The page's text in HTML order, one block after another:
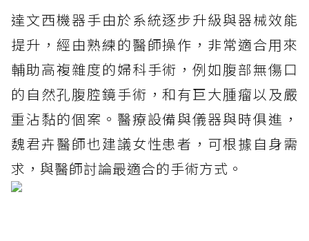
達文西機器手由於系統逐步升級與器械效能
提升，經由熟練的醫師操作，非常適合用來
輔助高複雜度的婦科手術，例如腹部無傷口
的自然孔腹腔鏡手術，和有巨大腫瘤以及嚴
重沾黏的個案。醫療設備與儀器與時俱進，
魏君卉醫師也建議女性患者，可根據自身需
求，與醫師討論最適合的手術方式。